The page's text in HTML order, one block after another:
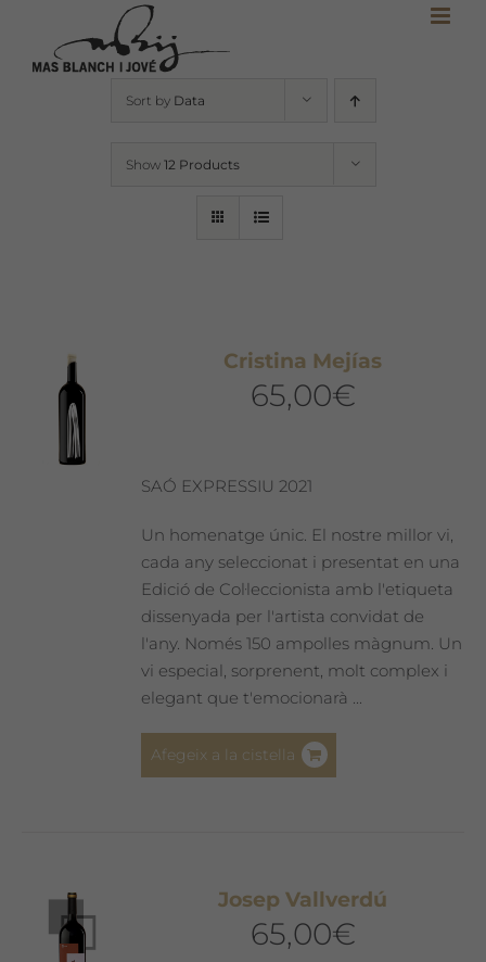
content
Sort by Data
Show 12 Products
Cristina Mejías
65,00€
SAÓ EXPRESSIU 2021
Un homenatge únic. El nostre millor vi,
cada any seleccionat i presentat en una
Edició de Col·leccionista amb l'etiqueta
dissenyada per l'artista convidat de
l'any. Només 150 ampolles màgnum. Un
vi especial, sorprenent, molt complex i
elegant que t'emocionarà ...
Afegeix a la cistella
Josep Vallverdú
65,00€